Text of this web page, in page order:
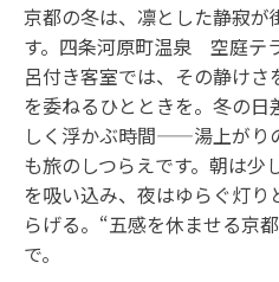
京都の冬は、凛とした静寂が
す。四条河原町温泉 空庭テ
呂付き客室では、その静け
を委ねるひとときを。冬の
しく浮かぶ時間——湯上がり
も旅のしつらえです。朝は少
を吸い込み、夜はゆらぐ灯
らげる。“五感を休ませる京
で。